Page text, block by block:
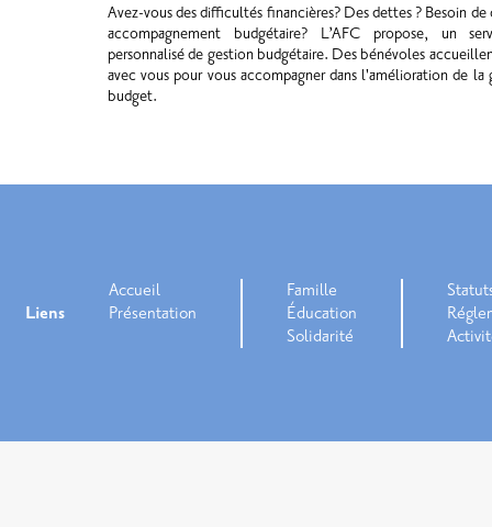
Avez-vous des difficultés financières? Des dettes ? Besoin de
accompagnement budgétaire? L’AFC propose, un
personnalisé de gestion budgétaire. Des bénévoles
avec vous pour vous accompagner dans l'amélioration de
budget.
Liens
Accueil
Présentation
Famille
Éducation
Solidarité